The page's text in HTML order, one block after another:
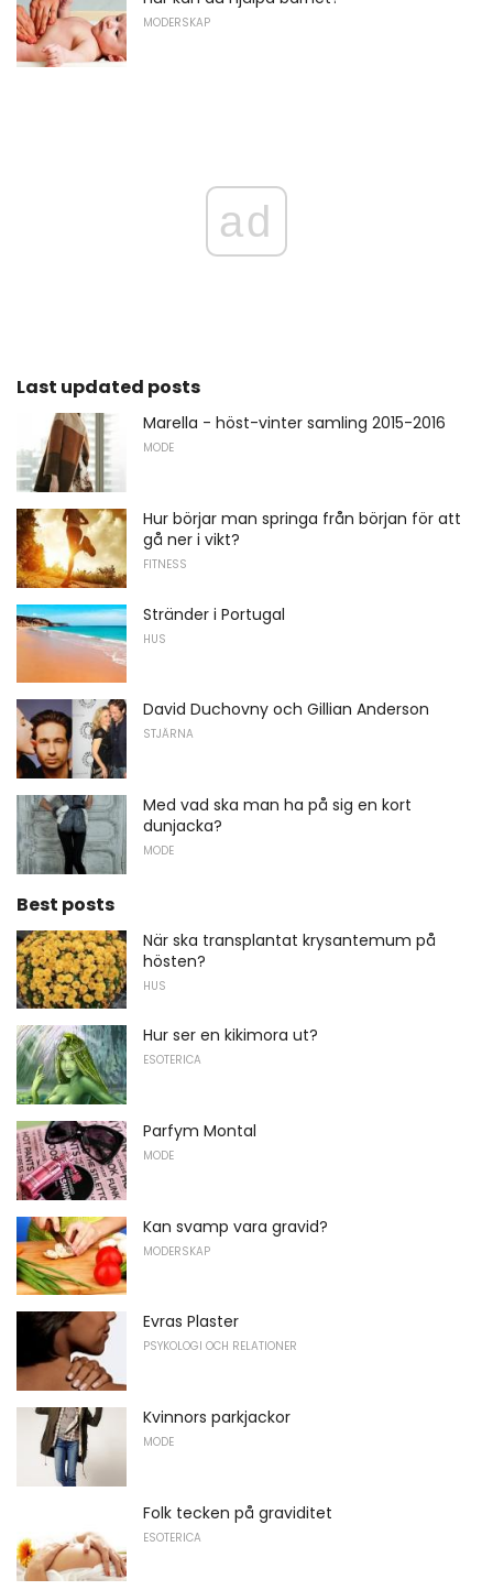
MODERSKAP
ad
Last updated posts
Marella - höst-vinter samling 2015-2016
MODE
Hur börjar man springa från början för att
gå ner i vikt?
FITNESS
Stränder i Portugal
HUS
David Duchovny och Gillian Anderson
STJÄRNA
Med vad ska man ha på sig en kort
dunjacka?
MODE
Best posts
När ska transplantat krysantemum på
hösten?
HUS
Hur ser en kikimora ut?
ESOTERICA
Parfym Montal
MODE
Kan svamp vara gravid?
MODERSKAP
Evras Plaster
PSYKOLOGI OCH RELATIONER
Kvinnors parkjackor
MODE
Folk tecken på graviditet
ESOTERICA